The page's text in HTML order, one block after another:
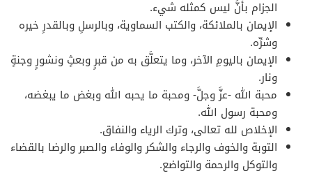
الجزام بأنَّ ليس كمثله شيء.
الإيمان بالملائكة، والكتب السماوية، وبالرسلِ وبالقدرِ خيره
وشرِّه.
الإيمان باليومِ الآخر، وما يتعلَّق به من قبرٍ وبعثٍ ونشورٍ وجنةٍ
ونار.
محبة الله -عزَّ وجلَّ- ومحبة ما يحبه الله وبغض ما يبغضه،
ومحبة رسول الله.
الإخلاص لله تعالى، وترك الرياء والنفاق.
التوبة والخوف والرجاء والشكر والوفاء والصبر والرضا بالقضاء
والتوكل والرحمة والتواضع.